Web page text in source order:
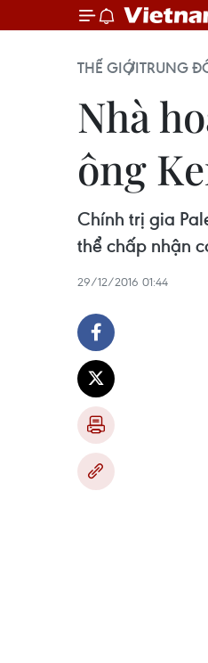
THẾ GIỚITRUNG
Nhà
ông
Chính trị gia
thể chấp nhận
29/12/2016 01:44